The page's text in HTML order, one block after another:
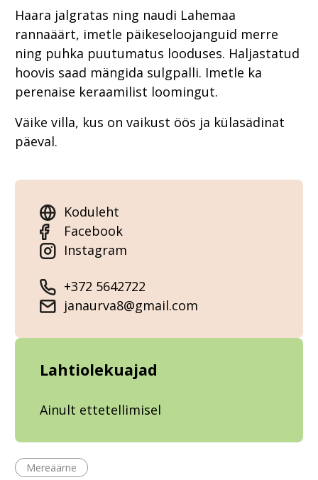
Haara jalgratas ning naudi Lahemaa
rannaäärt, imetle päikeseloojanguid merre
ning puhka puutumatus looduses. Haljastatud
hoovis saad mängida sulgpalli. Imetle ka
perenaise keraamilist loomingut.
Väike villa, kus on vaikust öös ja külasädinat
päeval.
Koduleht
Facebook
Instagram
+372 5642722
janaurva8@gmail.com
Lahtiolekuajad
Ainult ettetellimisel
Mereäärne